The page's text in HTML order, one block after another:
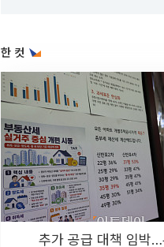
한 컷
추가 공급 대책 임박